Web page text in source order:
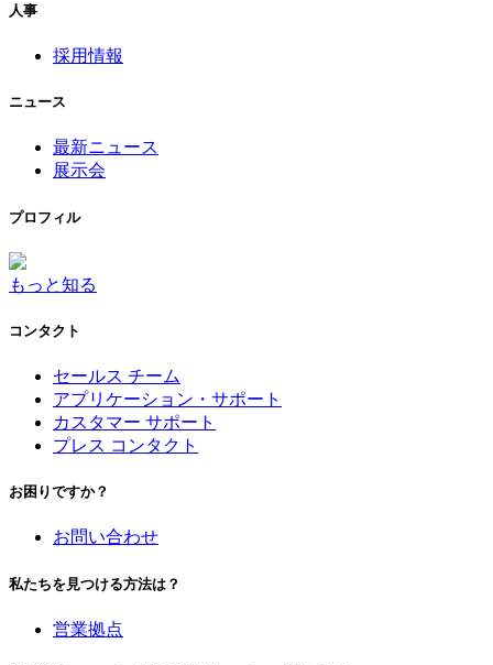
人事
採用情報
ニュース
最新ニュース
展示会
プロフィル
もっと知る
コンタクト
セールス チーム
アプリケーション・サポート
カスタマー サポート
プレス コンタクト
お困りですか？
お問い合わせ
私たちを見つける方法は？
営業拠点